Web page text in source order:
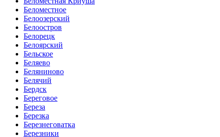
Беломестное
Белоозерский
Белоостров
Белорецк
Белоярский
Бельское
Беляево
Беляниново
Белячий
Бердск
Береговое
Береза
Березка
Березнеговатка
Березники